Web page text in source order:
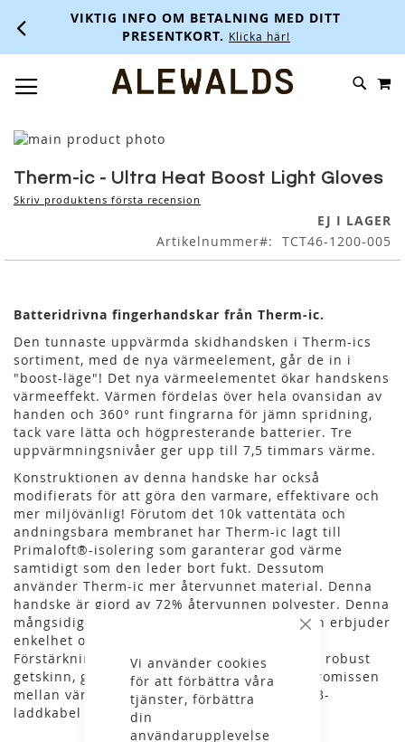
Vi använder cookies
för att förbättra våra
tjänster, förbättra
din
användarupplevelse
VIKTIG INFO OM BETALNING MED DITT
PRESENTKORT. Klicka här!
SKIP
Skip
the
end
of
gallery
to
the
beginning
images
Therm-ic - Ultra Heat Boost Light Gloves
Skriv produktens första recension
EJ I LAGER
Artikelnummer
TCT46-1200-005
Batteridrivna fingerhandskar från Therm-ic.
Den tunnaste uppvärmda skidhandsken i Therm-ics
sortiment, med de nya värmeelement, går de in i
"boost-läge"! Det nya värmeelementet ökar handskens
värmeeffekt. Värmen fördelas över hela ovansidan av
handen och 360° runt fingrarna för jämn spridning,
tack vare lätta och högpresterande batterier. Tre
uppvärmningsnivåer ger upp till 7,5 timmars värme.
Konstruktionen av denna handske har också
modifierats för att göra den varmare, effektivare och
mer miljövänlig! Förutom det 10k vattentäta och
andningsbara membranet har Therm-ic lagt till
Primaloft®-isolering som garanterar god värme
samtidigt som den leder bort fukt. Dessutom
använder Therm-ic mer återvunnet material. Denna
handske är gjord av 72% återvunnen polyester. Denna
mångsidiga handske är tunn, välsittande och erbjuder
enkelhet och precision i alla rörelser.
Förstärkningarna på handflatorna, gjorda av robust
getskinn, ger bra grepp. Den perfekta kompromissen
mellan värme och finess! Levereras med USB-
laddkabel (väggplugg köpes separat).